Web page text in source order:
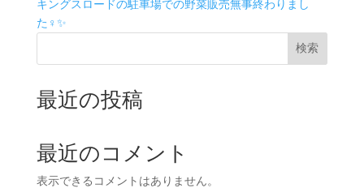
キングスロードの駐車場での野菜販売無事終わりまし
た‍♀️✨
検索
最近の投稿
最近のコメント
表示できるコメントはありません。